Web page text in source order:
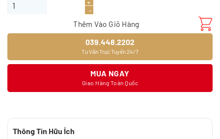
Thêm Vào Giỏ Hàng
039.448.2202
Tư Vấn Trực Tuyến 24/7
MUA NGAY
Giao Hàng Toàn Quốc
Thông Tin Hữu Ích